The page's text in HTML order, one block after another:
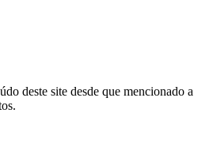
deste site desde que mencionado a